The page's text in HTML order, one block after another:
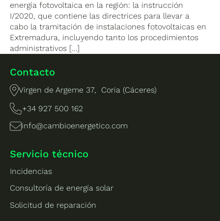
energía fotovoltaica en la región: la instrucción
I/2020, que contiene las directrices para llevar a
cabo la tramitación de instalaciones fotovoltaicas en
Extremadura, incluyendo tanto los procedimientos
administrativos […]
Contacto
Virgen de Argeme 37, Coria (Cáceres)
+34 927 500 162
info@cambioenergetico.com
Servicio técnico
Incidencias
Consultoría de energía solar
Solicitud de reparación